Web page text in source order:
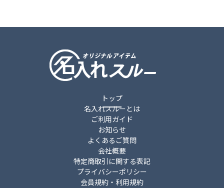
トップ
名入れスルーとは
ご利用ガイド
お知らせ
よくあるご質問
会社概要
特定商取引に関する表記
プライバシーポリシー
会員規約・利用規約